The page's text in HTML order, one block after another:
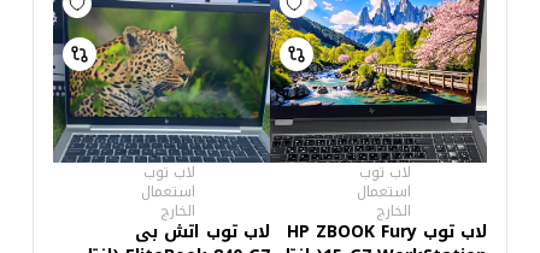
لاب توب
استعمال
الخارج
لاب توب HP ZBOOK Fury
لاب توب
استعمال
الخارج
لاب توب اتش بى